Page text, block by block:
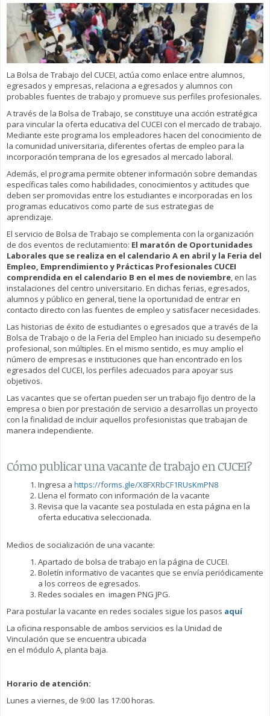
La Bolsa de Trabajo del CUCEI, actúa como enlace entre alumnos,
egresados y empresas, relaciona a egresados y alumnos con
probables fuentes de trabajo y promueve sus perfiles profesionales.
A través de la Bolsa de Trabajo, se constituye una acción estratégica
para vincular la oferta educativa del CUCEI con el mercado de trabajo.
Mediante este programa los empleadores hacen del conocimiento de
la comunidad universitaria, diferentes ofertas de empleo para la
incorporación temprana de los egresados al mercado laboral.
Además, el programa permite obtener información sobre demandas
específicas tales como habilidades, conocimientos y actitudes que
deben ser promovidas entre los estudiantes e incorporadas en los
programas educativos como parte de sus estrategias de
aprendizaje.
El servicio de Bolsa de Trabajo se complementa con la organización
de dos eventos de reclutamiento: El maratón de Oportunidades
Laborales que se realiza en el calendario A en abril y la Feria del
Empleo, Emprendimiento y Prácticas Profesionales CUCEI
comprendida en el calendario B en el mes de noviembre, en las
instalaciones del centro universitario. En dichas ferias, egresados,
alumnos y público en general, tiene la oportunidad de entrar en
contacto directo con las fuentes de empleo y satisfacer necesidades.
Las historias de éxito de estudiantes o egresados que a través de la
Bolsa de Trabajo o de la Feria del Empleo han iniciado su desempeño
profesional, son múltiples. En el mismo sentido, es muy amplio el
número de empresas e instituciones que han encontrado en los
egresados del CUCEI, los perfiles adecuados para apoyar sus
objetivos.
Las vacantes que se ofertan pueden ser un trabajo fijo dentro de la
empresa o bien por prestación de servicio a desarrollas un proyecto
con la finalidad de incluir aquellos profesionistas que trabajan de
manera independiente.
Cómo publicar una vacante de trabajo en CUCEI?
Ingresa a https://forms.gle/X8FXRbCF1RUsKmPN8
Llena el formato con información de la vacante
Revisa que la vacante sea postulada en esta página en la
oferta educativa seleccionada.
Medios de socialización de una vacante:
Apartado de bolsa de trabajo en la página de CUCEI.
Boletín informativo de vacantes que se envía periódicamente
a los correos de egresados.
Redes sociales en imagen PNG JPG.
Para postular la vacante en redes sociales sigue los pasos aquí
La oficina responsable de ambos servicios es la Unidad de
Vinculación que se encuentra ubicada
en el módulo A, planta baja.
Horario de atención:
Lunes a viernes, de 9:00 las 17:00 horas.